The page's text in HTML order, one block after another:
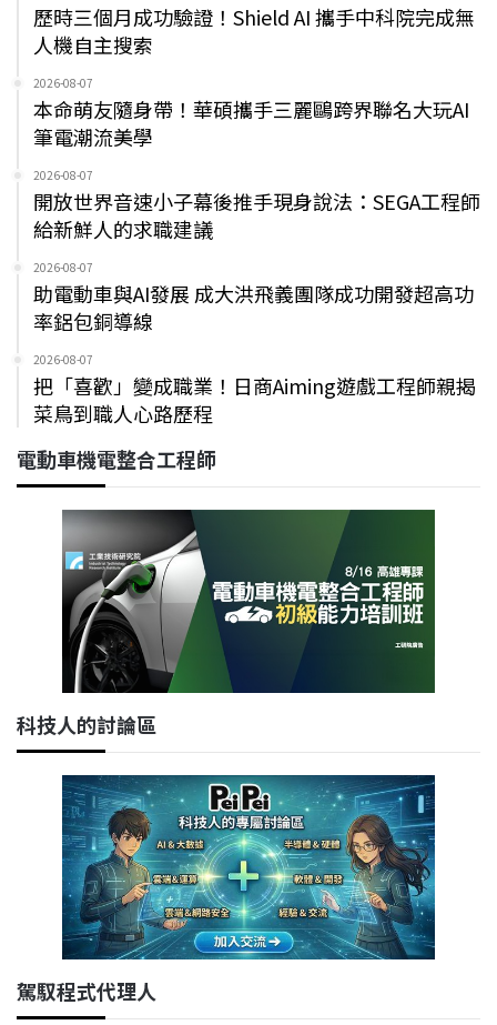
歷時三個月成功驗證！Shield AI 攜手中科院完成無
人機自主搜索
2026-08-07
本命萌友隨身帶！華碩攜手三麗鷗跨界聯名大玩AI
筆電潮流美學
2026-08-07
開放世界音速小子幕後推手現身說法：SEGA工程師
給新鮮人的求職建議
2026-08-07
助電動車與AI發展 成大洪飛義團隊成功開發超高功
率鋁包銅導線
2026-08-07
把「喜歡」變成職業！日商Aiming遊戲工程師親揭
菜鳥到職人心路歷程
電動車機電整合工程師
科技人的討論區
駕馭程式代理人